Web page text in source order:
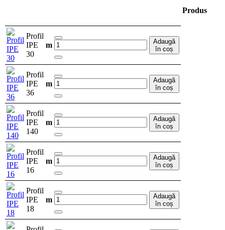
Produs
Profil
IPE
30
m
Adaugă
în coș
Profil
IPE
36
m
Adaugă
în coș
Profil
IPE
140
m
Adaugă
în coș
Profil
IPE
16
m
Adaugă
în coș
Profil
IPE
18
m
Adaugă
în coș